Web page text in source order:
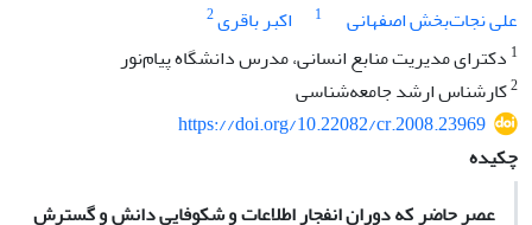
علی نجات‌بخش اصفهانی
1 اکبر باقری2
1 دکترای مدیریت منابع انسانی، مدرس دانشگاه پیام‌نور
2کارشناس ارشد جامعه‌شناسی
https://doi.org/10.22082/cr.2008.23969
چکیده
عصر حاضر که دوران انفجار اطلاعات و شکوفایی دانش و گسترش